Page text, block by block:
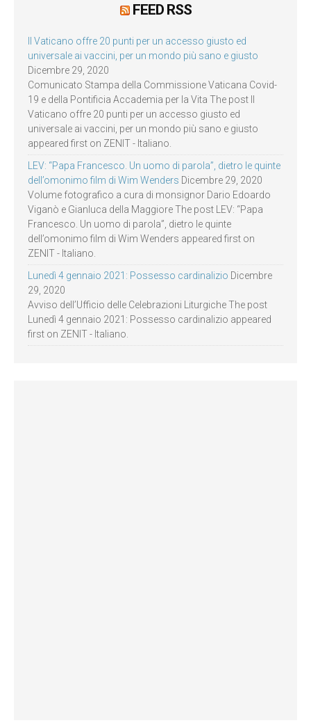
FEED RSS
Il Vaticano offre 20 punti per un accesso giusto ed
universale ai vaccini, per un mondo più sano e giusto
Dicembre 29, 2020
Comunicato Stampa della Commissione Vaticana Covid-
19 e della Pontificia Accademia per la Vita The post Il
Vaticano offre 20 punti per un accesso giusto ed
universale ai vaccini, per un mondo più sano e giusto
appeared first on ZENIT - Italiano.
LEV: “Papa Francesco. Un uomo di parola”, dietro le quinte
dell’omonimo film di Wim Wenders Dicembre 29, 2020
Volume fotografico a cura di monsignor Dario Edoardo
Viganò e Gianluca della Maggiore The post LEV: “Papa
Francesco. Un uomo di parola”, dietro le quinte
dell’omonimo film di Wim Wenders appeared first on
ZENIT - Italiano.
Lunedì 4 gennaio 2021: Possesso cardinalizio Dicembre
29, 2020
Avviso dell’Ufficio delle Celebrazioni Liturgiche The post
Lunedì 4 gennaio 2021: Possesso cardinalizio appeared
first on ZENIT - Italiano.